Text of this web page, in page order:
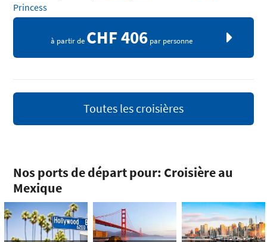
Princess
à partir de CHF 406par personne
Toutes les croisières
Nos ports de départ pour: Croisière au
Mexique